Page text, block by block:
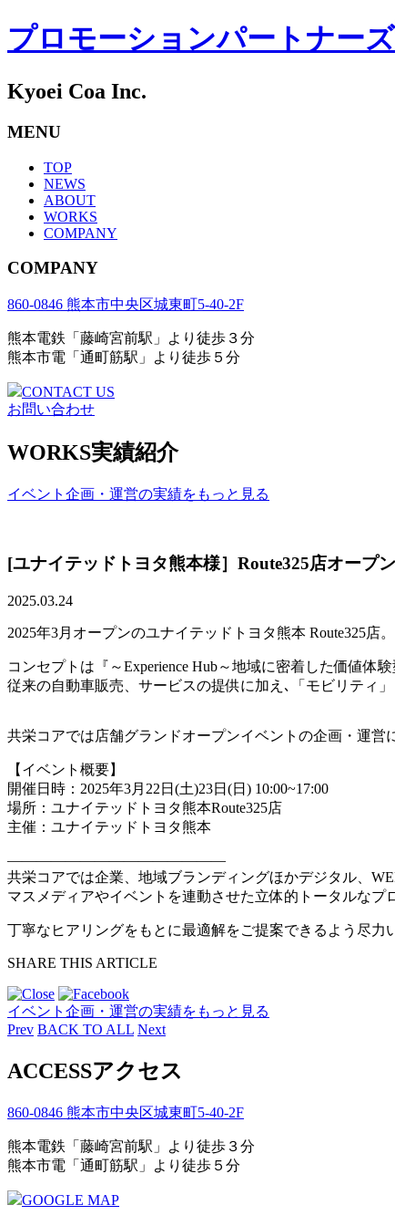
プロモーションパートナーズ
Kyoei Coa Inc.
MENU
TOP
NEWS
ABOUT
WORKS
COMPANY
COMPANY
860-0846 熊本市中央区城東町5-40-2F
熊本電鉄「藤崎宮前駅」より徒歩３分
熊本市電「通町筋駅」より徒歩５分
CONTACT US
お問い合わせ
WORKS実績紹介
イベント企画・運営の実績をもっと見る
[ユナイテッドトヨタ熊本様］Route325店オープ
2025.03.24
2025年3月オープンのユナイテッドトヨタ熊本 Route325店。
コンセプトは『～Experience Hub～地域に密着した価値体験
従来の自動車販売、サービスの提供に加え､「モビリティ
共栄コアでは店舗グランドオープンイベントの企画・運営
【イベント概要】
開催日時：2025年3月22日(土)23日(日) 10:00~17:00
場所：ユナイテッドトヨタ熊本Route325店
主催：ユナイテッドトヨタ熊本
———————————————
共栄コアでは企業、地域ブランディングほかデジタル、
マスメディアやイベントを連動させた立体的トータルなプ
丁寧なヒアリングをもとに最適解をご提案できるよう尽力
SHARE THIS ARTICLE
イベント企画・運営の実績をもっと見る
Prev BACK TO ALL Next
ACCESSアクセス
860-0846 熊本市中央区城東町5-40-2F
熊本電鉄「藤崎宮前駅」より徒歩３分
熊本市電「通町筋駅」より徒歩５分
GOOGLE MAP